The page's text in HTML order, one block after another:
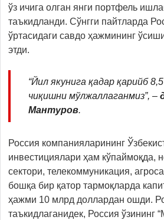
ўз ичига олган янги портфель
таъкидланди. Сўнгги пайтларда
ўртасидаги савдо ҳажмининг
этди.
“Йил якунига қадар қарийб
чиқишни мўлжаллаганмиз”, –
Мантуров.
Россия компанияларининг
инвестициялари ҳам кўпаймоқда,
сектори, телекоммуникация,
бошқа бир қатор тармоқларда
ҳажми 10 млрд доллардан ошди.
таъкидлаганидек, Россия ўзининг